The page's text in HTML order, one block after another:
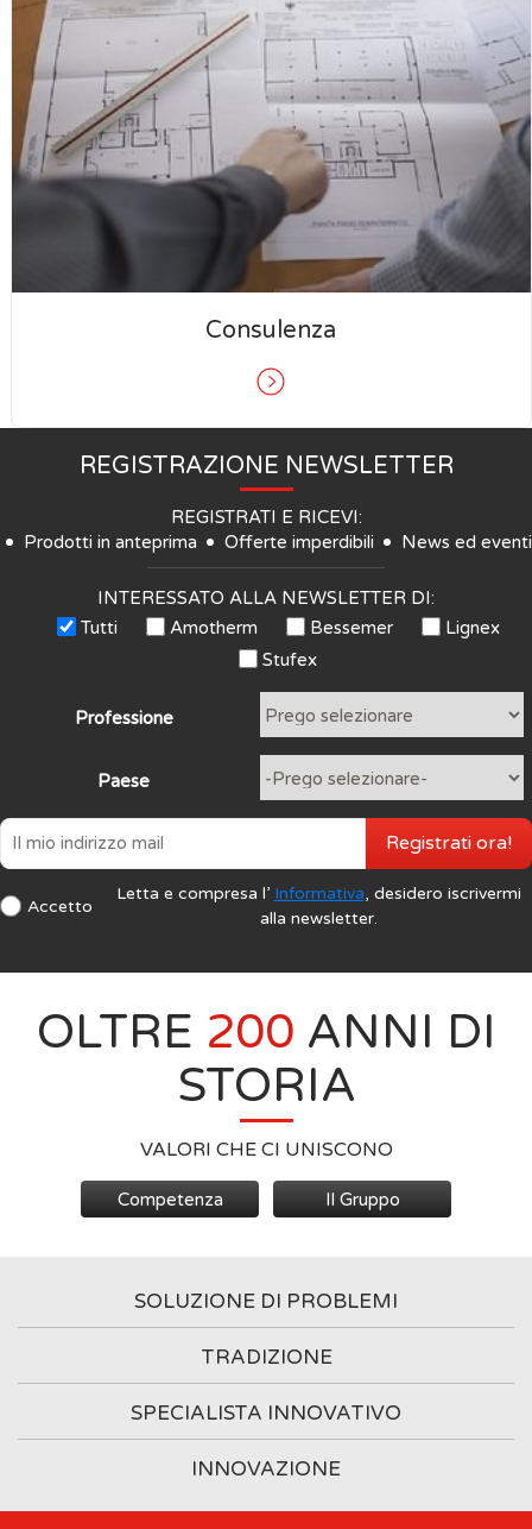
Consulenza
REGISTRAZIONE NEWSLETTER
REGISTRATI E RICEVI:
Prodotti in anteprima
Offerte imperdibili News ed eventi
INTERESSATO ALLA NEWSLETTER DI:
Tutti
Amotherm Bessemer
Lignex
Stufex
Professione
Paese
Accetto
Letta e compresa l’ Informativa, desidero iscrivermi
alla newsletter.
Registrati ora!
OLTRE 200 ANNI DI
STORIA
VALORI CHE CI UNISCONO
Competenza Il Gruppo
SOLUZIONE DI PROBLEMI
TRADIZIONE
SPECIALISTA INNOVATIVO
INNOVAZIONE